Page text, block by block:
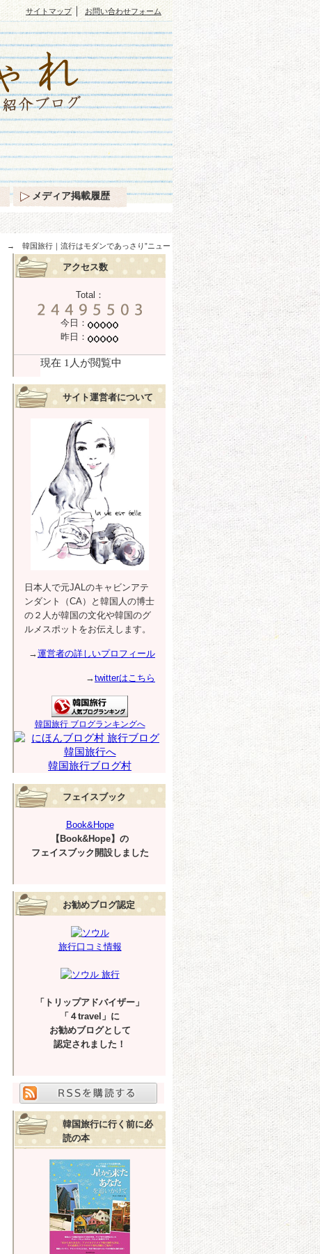
→ 韓国旅行｜流行はモダンであっさり”ニュー
アクセス数
Total：
今日：
昨日：
サイト運営者について
日本人で元JALのキャビンアテ
ンダント（CA）と韓国人の博士
の２人が韓国の文化や韓国のグ
ルメスポットをお伝えします。
→運営者の詳しいプロフィール
→twitterはこちら
韓国旅行 ブログランキングへ
韓国旅行ブログ村
フェイスブック
Book&Hope
【Book&Hope】の
フェイスブック開設しました
お勧めブログ認定
旅行口コミ情報
「トリップアドバイザー」
「４travel」に
お勧めブログとして
認定されました！
韓国旅行に行く前に必
読の本
サイトマップ｜ お問い合わせフォーム
メディア掲載履歴